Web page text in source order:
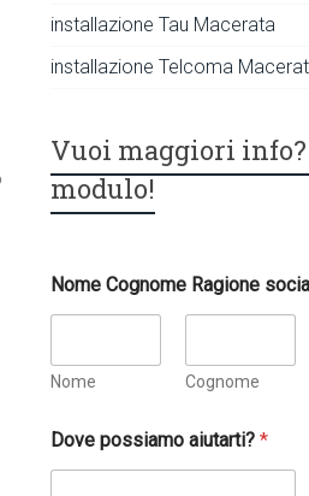
installazione Tau Macerata
installazione Telcoma
Vuoi maggiori
modulo!
Nome Cognome Ragione
Nome Cognome
Dove possiamo aiutarti?*